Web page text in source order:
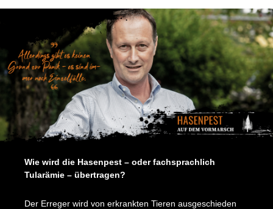
Wie wird die Hasenpest – oder fachsprachlich
Tularämie – übertragen?
Der Erreger wird von erkrankten Tieren ausgeschieden